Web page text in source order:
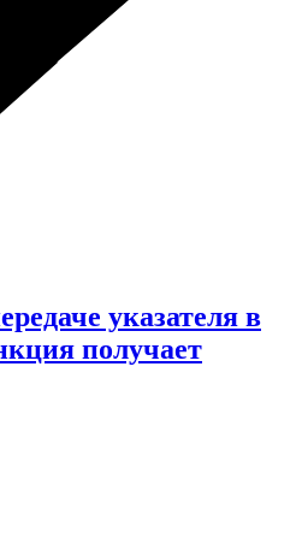
указателя в
получает